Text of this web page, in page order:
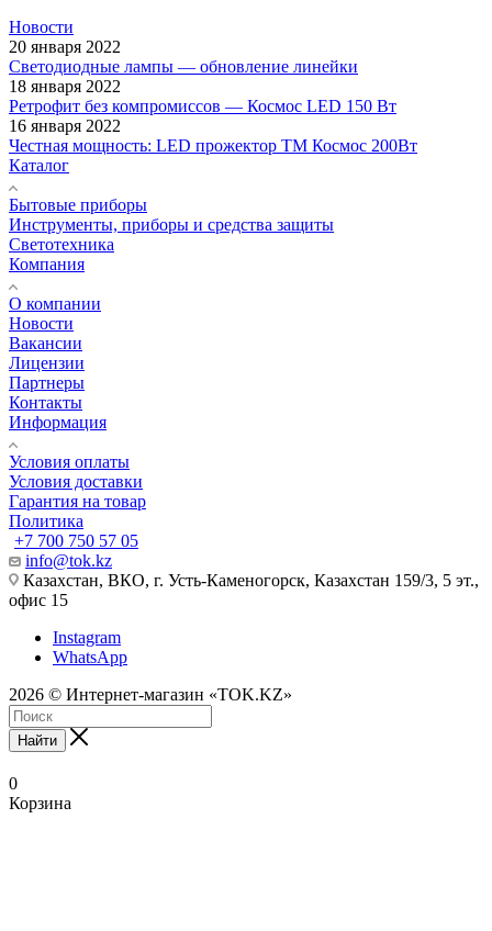
Новости
20 января 2022
Светодиодные лампы — обновление линейки
18 января 2022
Ретрофит без компромиссов — Космос LED 150 Вт
16 января 2022
Честная мощность: LED прожектор ТМ Космос 200Вт
Каталог
Бытовые приборы
Инструменты, приборы и средства защиты
Светотехника
Компания
О компании
Новости
Вакансии
Лицензии
Партнеры
Контакты
Информация
Условия оплаты
Условия доставки
Гарантия на товар
Политика
+7 700 750 57 05
info@tok.kz
Казахстан, ВКО, г. Усть-Каменогорск, Казахстан 159/3, 5 эт.,
офис 15
Instagram
WhatsApp
2026 © Интернет-магазин «TOK.KZ»
Найти
0
Корзина